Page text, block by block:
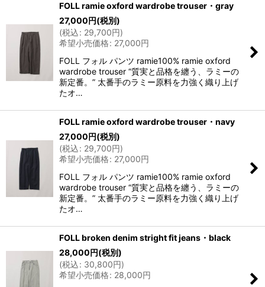
FOLL ramie oxford wardrobe trouser・gray
27,000円(税別)
(税込: 29,700円)
希望小売価格: 27,000円
FOLL フォル パンツ ramie100% ramie oxford
wardrobe trouser “質実と品格を纏う、ラミーの
新定番。” 太番手のラミー原料を力強く織り上げ
たオ…
FOLL ramie oxford wardrobe trouser・navy
27,000円(税別)
(税込: 29,700円)
希望小売価格: 27,000円
FOLL フォル パンツ ramie100% ramie oxford
wardrobe trouser “質実と品格を纏う、ラミーの
新定番。” 太番手のラミー原料を力強く織り上げ
たオ…
FOLL broken denim stright fit jeans・black
28,000円(税別)
(税込: 30,800円)
希望小売価格: 28,000円